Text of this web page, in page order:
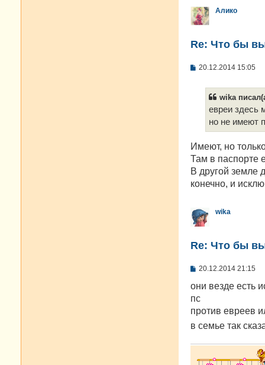
Алико
Re: Что бы
С
20.12.2014 15:05
wika
евреи здесь
но не имеют
Имеют, но
Там в паспорте
В другой земле
конечно, и
wika
Re: Что бы
С
о
щ
е
н
и
20.12.2014 21:15
они везде есть
пс
против евреев
в семьe так